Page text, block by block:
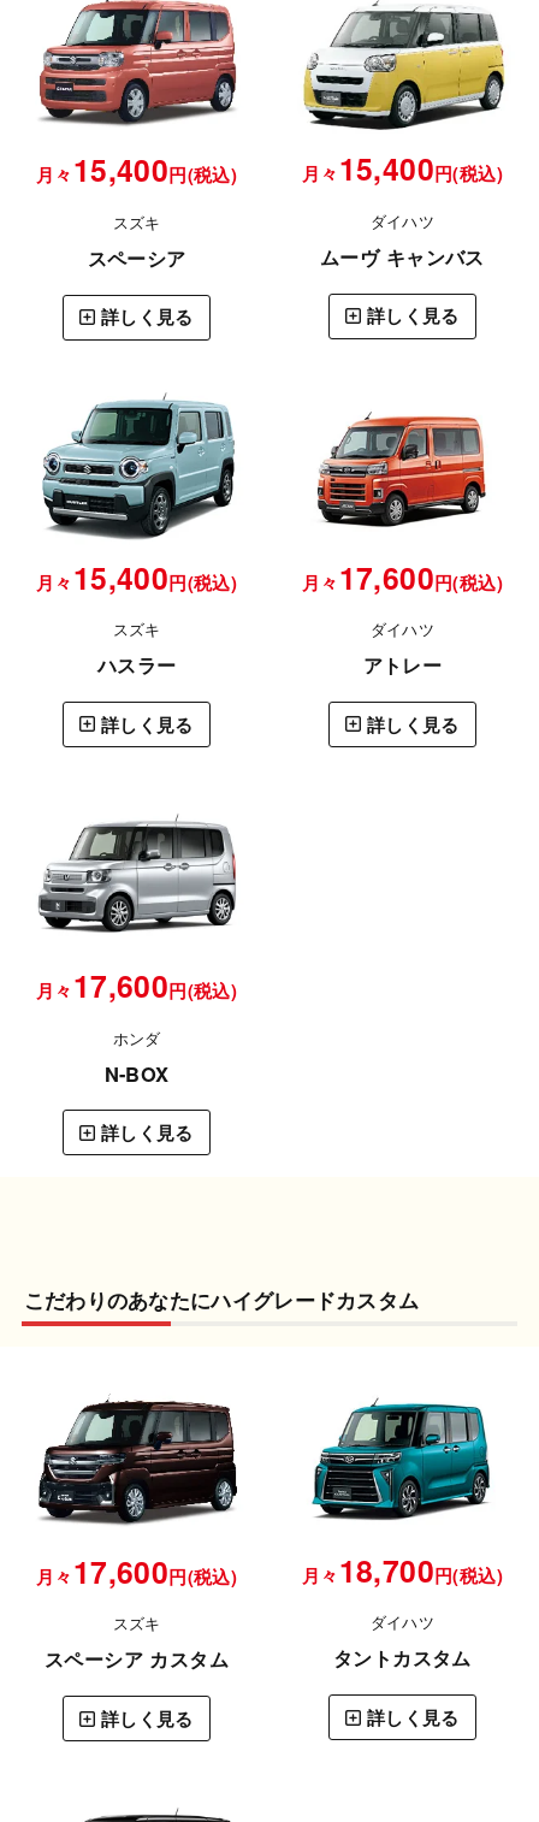
月々15,400円(税込)
スズキ
スペーシア
詳しく見る
月々15,400円(税込)
ダイハツ
ムーヴ キャンバス
詳しく見る
月々15,400円(税込)
スズキ
ハスラー
詳しく見る
月々17,600円(税込)
ダイハツ
アトレー
詳しく見る
月々17,600円(税込)
ホンダ
N-BOX
詳しく見る
こだわりのあなたにハイグレードカスタム
月々17,600円(税込)
スズキ
スペーシア カスタム
詳しく見る
月々18,700円(税込)
ダイハツ
タントカスタム
詳しく見る